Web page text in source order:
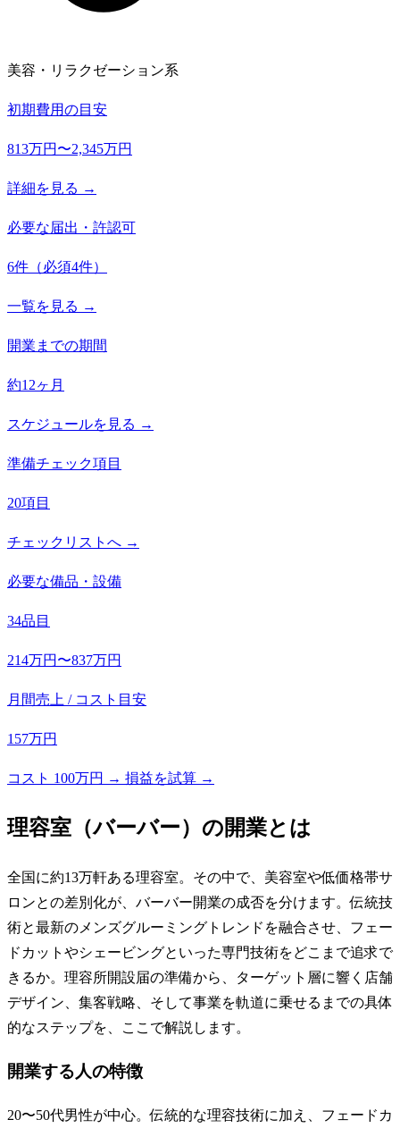
美容・リラクゼーション系
初期費用の目安
813万円〜2,345万円
詳細を見る →
必要な届出・許認可
6件 （必須4件）
一覧を見る →
開業までの期間
約12ヶ月
スケジュールを見る →
準備チェック項目
20項目
チェックリストへ →
必要な備品・設備
34品目
214万円〜837万円
月間売上 / コスト目安
157万円
コスト 100万円 → 損益を試算 →
理容室（バーバー） の開業とは
全国に約13万軒ある理容室。その中で、美容室や低価格帯サ
ロンとの差別化が、バーバー開業の成否を分けます。伝統技
術と最新のメンズグルーミングトレンドを融合させ、フェー
ドカットやシェービングといった専門技術をどこまで追求で
きるか。理容所開設届の準備から、ターゲット層に響く店舗
デザイン、集客戦略、そして事業を軌道に乗せるまでの具体
的なステップを、ここで解説します。
開業する人の特徴
20〜50代男性が中心。伝統的な理容技術に加え、フェードカ